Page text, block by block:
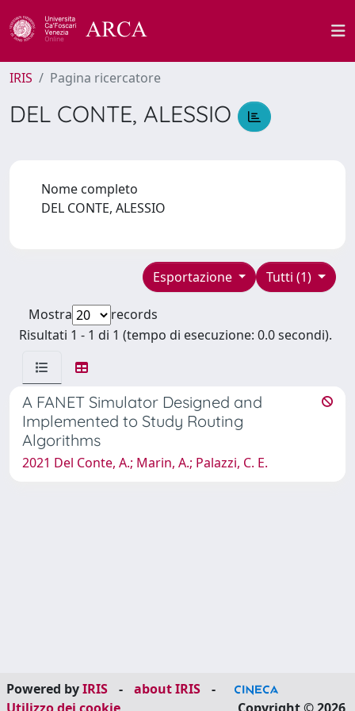
IRIS Pagina ricercatore
DEL CONTE, ALESSIO
Nome completo
DEL CONTE, ALESSIO
Tutti (1)
Esportazione
Mostra
records
Risultati 1 - 1 di 1 (tempo di esecuzione: 0.0 secondi).
A FANET Simulator Designed and
Implemented to Study Routing
Algorithms
2021 Del Conte, A.; Marin, A.; Palazzi, C. E.
Powered byIRIS - about IRIS
-